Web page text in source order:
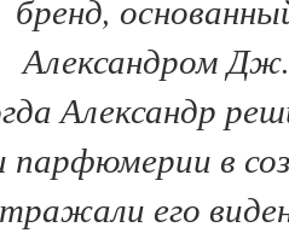
бренд,
Александром
Александр
парфюмерии в
его